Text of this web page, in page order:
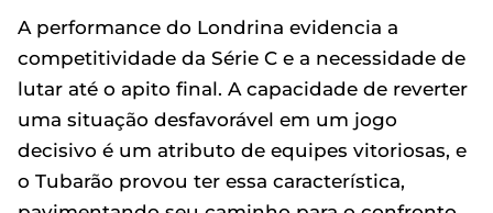
A performance do Londrina evidencia a
competitividade da Série C e a necessidade de
lutar até o apito final. A capacidade de reverter
uma situação desfavorável em um jogo
decisivo é um atributo de equipes vitoriosas, e
o Tubarão provou ter essa característica,